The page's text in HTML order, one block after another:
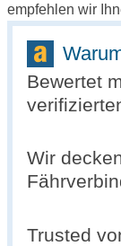
empfehlen wir
Bewertet
Wir
Trusted